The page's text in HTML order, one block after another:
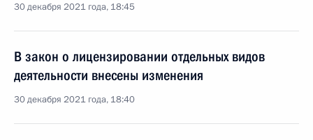
30 декабря 2021 года, 18:45
В закон о лицензировании отдельных видов
деятельности внесены изменения
30 декабря 2021 года, 18:40